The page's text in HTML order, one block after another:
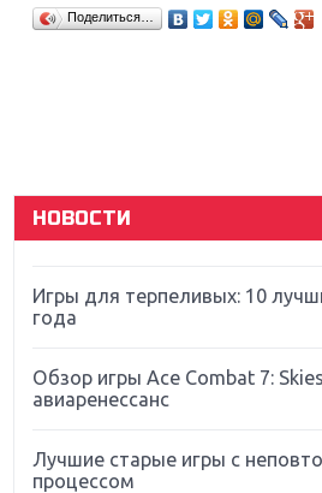
Поделиться…
НОВОСТИ
Крупнейшие релизы мая:
Sony
Far Cry 5: хвалить нельзя
Игры для терпеливых: 10
года
Обзор игры Ace Combat 7:
авиаренессанс
Лучшие старые игры с
процессом